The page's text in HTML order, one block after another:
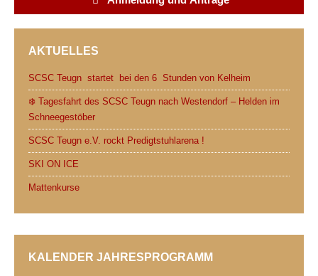
AKTUELLES
SCSC Teugn startet bei den 6 Stunden von Kelheim
❄️ Tagesfahrt des SCSC Teugn nach Westendorf – Helden im
Schneegestöber
SCSC Teugn e.V. rockt Predigtstuhlarena !
SKI ON ICE
Mattenkurse
KALENDER JAHRESPROGRAMM